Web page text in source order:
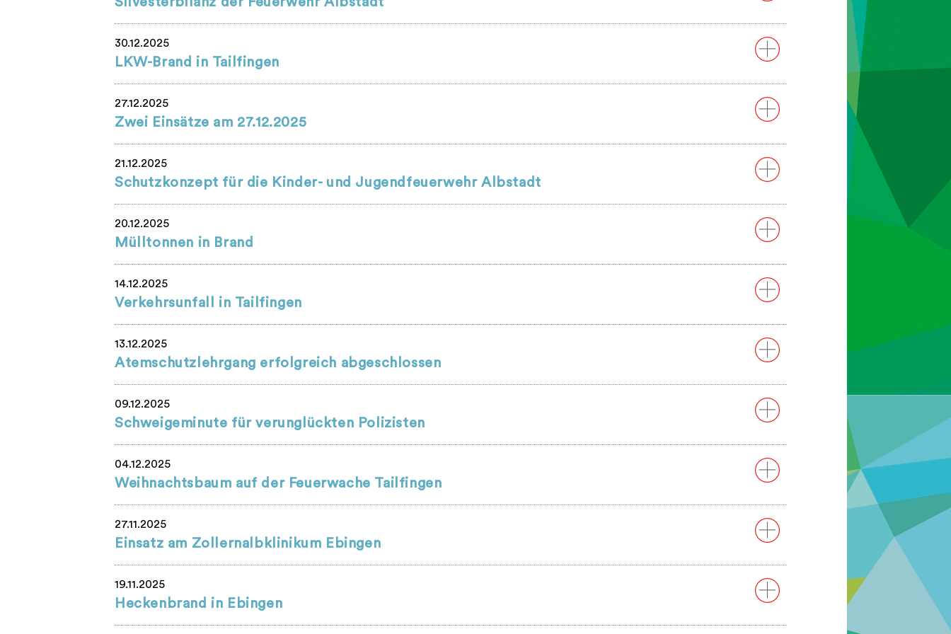
30.12.2025
LKW-Brand in Tailfingen
27.12.2025
Zwei Einsätze am 27.12.2025
21.12.2025
Schutzkonzept für die Kinder- und Jugendfeuerwehr Albstadt
20.12.2025
Mülltonnen in Brand
14.12.2025
Verkehrsunfall in Tailfingen
13.12.2025
Atemschutzlehrgang erfolgreich abgeschlossen
09.12.2025
Schweigeminute für verunglückten Polizisten
04.12.2025
Weihnachtsbaum auf der Feuerwache Tailfingen
27.11.2025
Einsatz am Zollernalbklinikum Ebingen
19.11.2025
Heckenbrand in Ebingen